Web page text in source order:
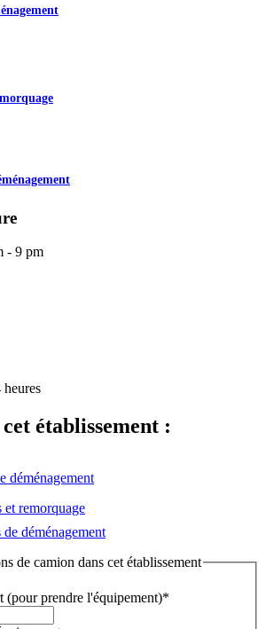
- 9 pm
établissement :
déménagement
et remorquage
de déménagement
de camion dans cet établissement
(pour prendre l'équipement)*